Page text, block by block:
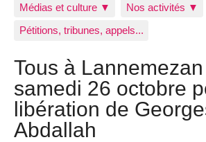
Médias et culture ▼
Nos activités ▼
Pétitions, tribunes, appels...
Tous à
samedi 26 octobre
libération de
Abdallah